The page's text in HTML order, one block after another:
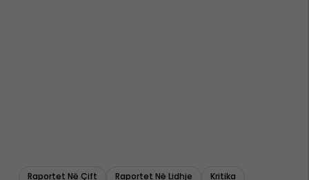
Raportet Në Çift Raportet Në Lidhje Kritika